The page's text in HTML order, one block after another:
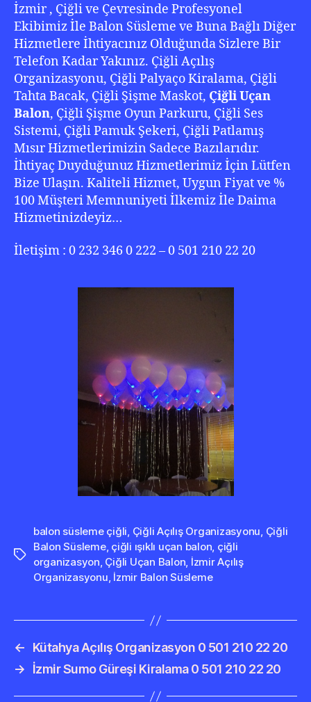
İzmir , Çiğli ve Çevresinde Profesyonel
Ekibimiz İle Balon Süsleme ve Buna Bağlı Diğer
Hizmetlere İhtiyacınız Olduğunda Sizlere Bir
Telefon Kadar Yakınız. Çiğli Açılış
Organizasyonu, Çiğli Palyaço Kiralama, Çiğli
Tahta Bacak, Çiğli Şişme Maskot, Çiğli Uçan
Balon, Çiğli Şişme Oyun Parkuru, Çiğli Ses
Sistemi, Çiğli Pamuk Şekeri, Çiğli Patlamış
Mısır Hizmetlerimizin Sadece Bazılarıdır.
İhtiyaç Duyduğunuz Hizmetlerimiz İçin Lütfen
Bize Ulaşın. Kaliteli Hizmet, Uygun Fiyat ve %
100 Müşteri Memnuniyeti İlkemiz İle Daima
Hizmetinizdeyiz…
İletişim : 0 232 346 0 222 – 0 501 210 22 20
Etiketler
balon süsleme çiğli, Çiğli Açılış Organizasyonu, Çiğli
Balon Süsleme, çiğli ışıklı uçan balon, çiğli
organizasyon, Çiğli Uçan Balon, İzmir Açılış
Organizasyonu, İzmir Balon Süsleme
←
Kütahya Açılış Organizasyon 0 501 210 22 20
→
İzmir Sumo Güreşi Kiralama 0 501 210 22 20